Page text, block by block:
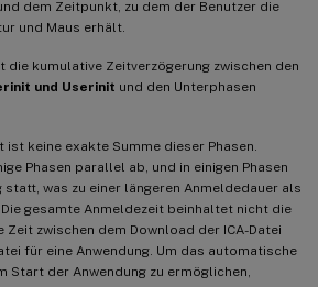
dem Zeitpunkt, zu dem der Benutzer die
und Maus erhält.
die kumulative Zeitverzögerung zwischen den
und Userinit und den Unterphasen
ist keine exakte Summe dieser Phasen.
Phasen parallel ab, und in einigen Phasen
was zu einer längeren Anmeldedauer als
gesamte Anmeldezeit beinhaltet nicht die
Zeit zwischen dem Download der ICA-Datei
für eine Anwendung. Um das automatische
Start der Anwendung zu ermöglichen,